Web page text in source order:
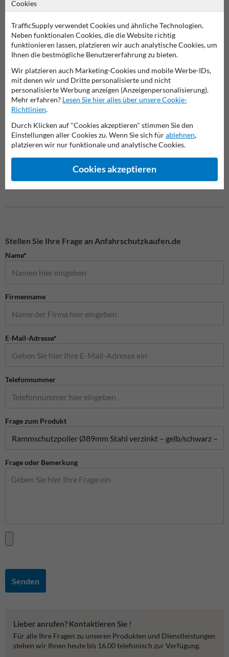
Bodenanker
Dieser Rammschutzpoller Ø89mm mit festem Bodenanker eignet
sich besonders für Bereiche, in denen eine dauerhafte Verankerung
notwendig ist – wie an Einfahrten, Laderampen oder Zufahrtswegen.
besonders hohe Stabilität bei häufiger oder starker Belastung durch
Fahrzeuge. Die gelb/schwarze Warnmarkierung macht den Poller
zudem gut sichtbar und reduziert die Kollisionsgefahr.
Entdecken Sie unser umfangreiches Sortiment an
Rammschutzpollern und finden Sie die passende Lösung für Ihre
Anforderungen.
weitere Produkte und Informationen zu erhalten.
Stellen Sie Ihre Frage an Anfahrschutzkaufen.de
Name*
Firmenname
E-Mail-Adresse*
Telefonnummer
Frage zum Produkt
Frage oder Bemerkung
Senden
Lieber anrufen? Kontaktieren Sie !
Für alle Ihre Fragen zu unseren Produkten und Dienstleistungen
stehen wir Ihnen heute bis 16.00 telefonisch zur Verfügung.
Cookies
TrafficSupply verwendet Cookies und ähnliche Technologien.
Neben funktionalen Cookies, die die Website richtig
funktionieren lassen, platzieren wir auch analytische Cookies, um
Ihnen die bestmögliche Benutzererfahrung zu bieten.
Wir platzieren auch Marketing-Cookies und mobile Werbe-IDs,
mit denen wir und Dritte personalisierte und nicht
personalisierte Werbung anzeigen (Anzeigenpersonalisierung).
Mehr erfahren? Lesen Sie hier alles über unsere Cookie-
Richtlinien.
Durch Klicken auf "Cookies akzeptieren" stimmen Sie den
Einstellungen aller Cookies zu. Wenn Sie sich fürablehnen,
platzieren wir nur funktionale und analytische Cookies.
Cookies akzeptieren